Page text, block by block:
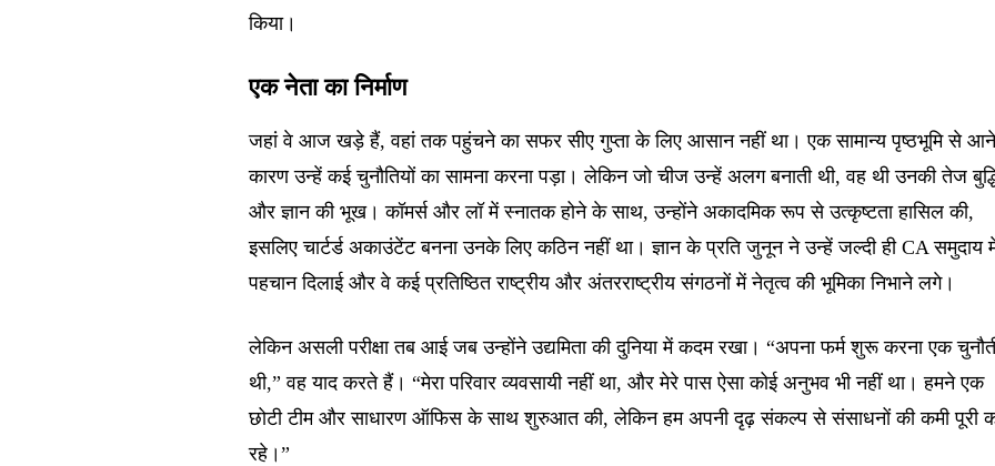
किया।
एक नेता का निर्माण
जहां वे आज खड़े हैं, वहां तक पहुंचने का सफर सीए गुप्ता के लिए आसान नहीं था। एक सामान्य पृष्ठभूमि से
कारण उन्हें कई चुनौतियों का सामना करना पड़ा। लेकिन जो चीज उन्हें अलग बनाती थी, वह थी उनकी तेज
और ज्ञान की भूख। कॉमर्स और लॉ में स्नातक होने के साथ, उन्होंने अकादमिक रूप से उत्कृष्टता हासिल की,
इसलिए चार्टर्ड अकाउंटेंट बनना उनके लिए कठिन नहीं था। ज्ञान के प्रति जुनून ने उन्हें जल्दी ही CA समुदाय
पहचान दिलाई और वे कई प्रतिष्ठित राष्ट्रीय और अंतरराष्ट्रीय संगठनों में नेतृत्व की भूमिका निभाने लगे।
लेकिन असली परीक्षा तब आई जब उन्होंने उद्यमिता की दुनिया में कदम रखा। “अपना फर्म शुरू करना एक
थी,” वह याद करते हैं। “मेरा परिवार व्यवसायी नहीं था, और मेरे पास ऐसा कोई अनुभव भी नहीं था। हमने एक
छोटी टीम और साधारण ऑफिस के साथ शुरुआत की, लेकिन हम अपनी दृढ़ संकल्प से संसाधनों की कमी पूरी
रहे।”